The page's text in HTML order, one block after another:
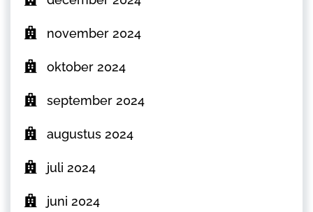
november 2024
oktober 2024
september 2024
augustus 2024
juli 2024
juni 2024